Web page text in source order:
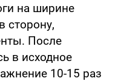
на ширине
сторону,
После
в исходное
10-15 раз